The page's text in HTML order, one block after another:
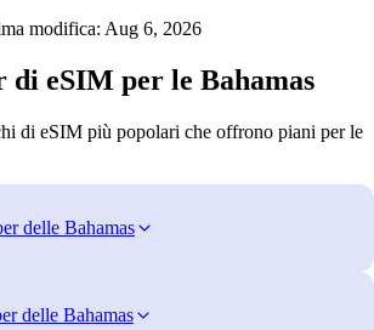
modifica: Aug 6, 2026
eSIM per le Bahamas
di eSIM più popolari che offrono piani per le
delle Bahamas
delle Bahamas